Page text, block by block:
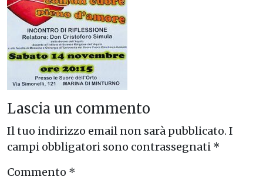
Lascia un commento
Il tuo indirizzo email non sarà pubblicato. I
campi obbligatori sono contrassegnati *
Commento *